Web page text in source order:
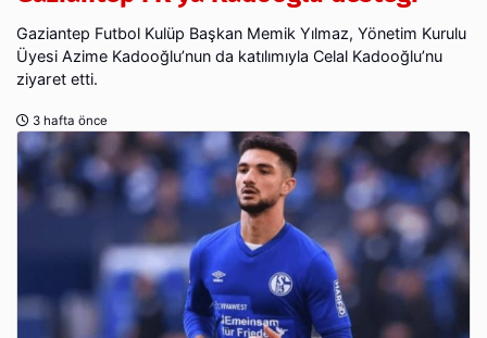
Gaziantep Futbol Kulüp Başkan Memik Yılmaz, Yönetim Kurulu
Üyesi Azime Kadooğlu’nun da katılımıyla Celal Kadooğlu’nu
ziyaret etti.
3 hafta önce